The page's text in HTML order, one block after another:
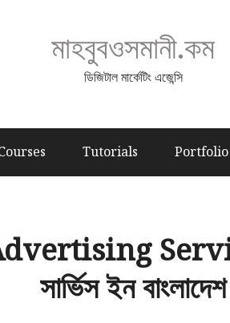
মাহবুবওসমানী.কম
ডিজিটাল মার্কেটিং এজেন্সি
Tutorials Portfolio
সার্ভিস ইন বাংলাদেশ